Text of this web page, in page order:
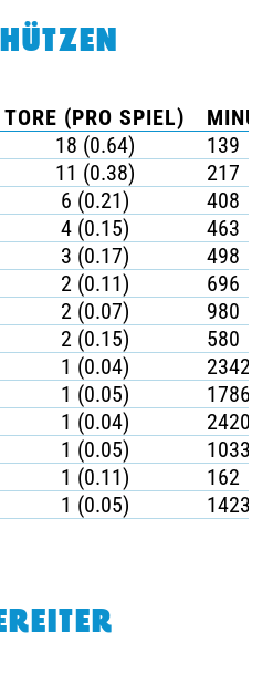
TORE (PRO SPIEL)
18 (0.64)
139
11 (0.38)
217
6 (0.21)
408
4 (0.15)
463
3 (0.17)
498
2 (0.11)
696
2 (0.07)
980
2 (0.15)
580
1 (0.04)
2342
1 (0.05)
1786
1 (0.04)
2420
1 (0.05)
1033
1 (0.11)
162
1 (0.05) 1423